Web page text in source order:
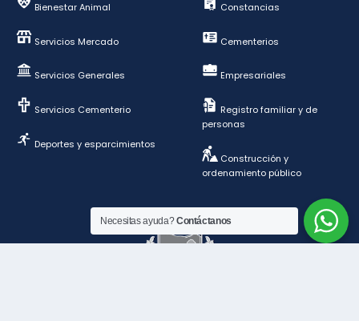
Bienestar Animal
Servicios Mercado
Servicios Generales
Servicios Cementerio
Deportes y esparcimientos
Constancias
Cementerios
Empresariales
Registro familiar y de
personas
Construcción y
ordenamiento público
Necesitas ayuda?Contáctanos